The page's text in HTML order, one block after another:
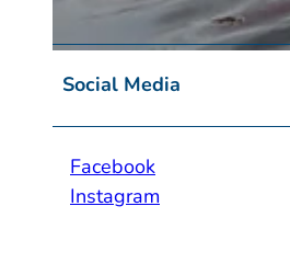
Social Media
Facebook
Instagram